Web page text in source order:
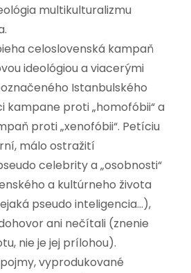
multikulturalizmu
celoslovenská kampaň
ideológiou a viacerými
Istanbulského
kampane proti „homofóbii“ a
proti „xenofóbii“. Petíciu
málo ostražití
celebrity a „osobnosti“
a kultúrneho života
pseudo inteligencia…),
ani nečítali (znenie
nie je jej prílohou).
vyprodukované